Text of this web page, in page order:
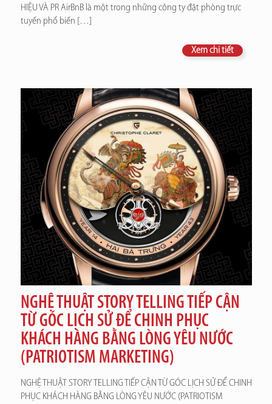
HIỆU VÀ PR AirBnB là một trong những công ty đặt phòng trực
tuyến phổ biến […]
Xem chi tiết
NGHỆ THUẬT STORY TELLING TIẾP CẬN
TỪ GÓC LỊCH SỬ ĐỂ CHINH PHỤC
KHÁCH HÀNG BẰNG LÒNG YÊU NƯỚC
(PATRIOTISM MARKETING)
NGHỆ THUẬT STORY TELLING TIẾP CẬN TỪ GÓC LỊCH SỬ ĐỂ CHINH
PHỤC KHÁCH HÀNG BẰNG LÒNG YÊU NƯỚC (PATRIOTISM